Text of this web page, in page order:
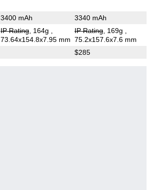
3400 mAh 3340 mAh
IP Rating, 164g
73.64x154.8x7.95 mm
IP Rating, 169g
75.2x157.6x7.6 mm
$285